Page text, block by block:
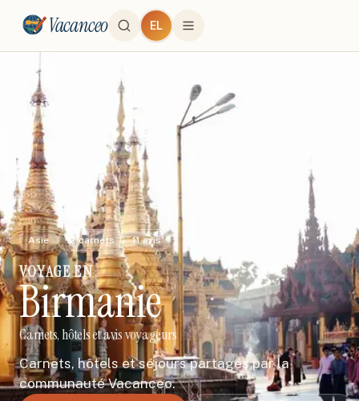
Vacanceo EL
Asie 12carnets 11avis
VOYAGEEN
Birmanie
Carnets, hôtels et avis voyageurs
Carnets, hôtels et séjours partagés par la
communauté Vacanceo.